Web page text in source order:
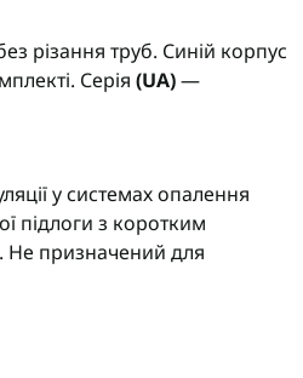
різання труб. Синій корпус
Серія (UA)—
у системах опалення
підлоги з коротким
Не призначений для